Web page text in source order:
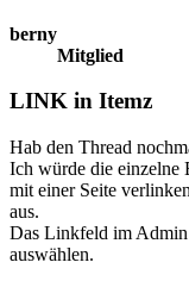
berny
Mitglied
LINK in Itemz
Hab den Thread
Ich würde die einzelne
mit einer Seite
aus.
Das Linkfeld im Admin
auswählen.